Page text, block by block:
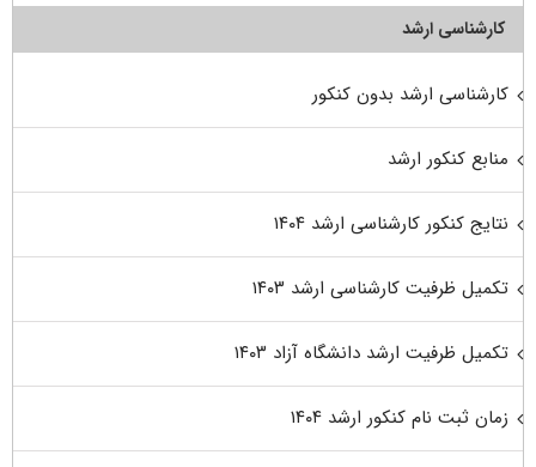
کارشناسی ارشد
کارشناسی ارشد بدون کنکور
منابع کنکور ارشد
نتایج کنکور کارشناسی ارشد ۱۴۰۴
تکمیل ظرفیت کارشناسی ارشد ۱۴۰۳
تکمیل ظرفیت ارشد دانشگاه آزاد ۱۴۰۳
زمان ثبت نام کنکور ارشد ۱۴۰۴